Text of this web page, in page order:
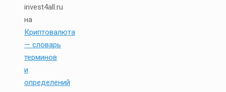
invest4all.ru
на
Криптовалюта
— словарь
терминов
и
определений